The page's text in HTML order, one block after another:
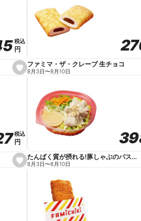
s
e
e
税込
税込
円
円
ファミマ・ザ・クレープ 生チョコ
8月3日〜8月10日
s
e
税込
税込
円
円
たんぱく質が摂れる!豚しゃぶのパスタサラダ
8月3日〜8月10日